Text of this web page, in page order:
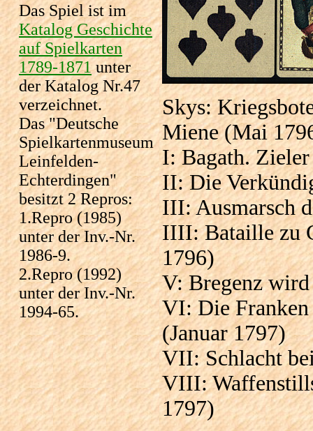
Das Spiel ist im
Katalog Geschichte
auf Spielkarten
1789-1871unter
der Katalog Nr.47
verzeichnet.
Das "Deutsche
Spielkartenmuseum
Leinfelden-
Echterdingen"
besitzt 2 Repros:
1.Repro (1985)
unter der Inv.-Nr.
1986-9.
2.Repro (1992)
unter der Inv.-Nr.
1994-65.
Skys:
Miene (Mai
I: Bagath.
II: Die
III: Ausmarsch
IIII: Bataille zu
1796)
V: Bregenz
VI: Die Franken
(Januar 1797)
VII: Schlacht
VIII:
1797)